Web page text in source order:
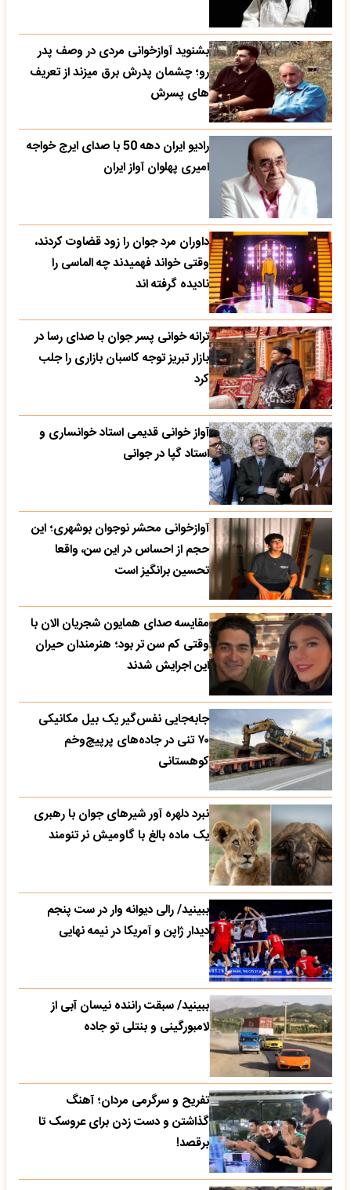
بشنوید آوازخوانی مردی در وصف پدر
رو؛ چشمان پدرش برق میزند از تعریف
های پسرش
رادیو ایران دهه 50 با صدای ایرج خواجه
امیری پهلوان آواز ایران
داوران مرد جوان را زود قضاوت کردند،
وقتی خواند فهمیدند چه الماسی را
نادیده گرفته اند
ترانه خوانی پسر جوان با صدای رسا در
بازار تبریز توجه کاسبان بازاری را جلب
کرد
آواز خوانی قدیمی استاد خوانساری و
استاد گپا در جوانی
آوازخوانی محشر نوجوان بوشهری؛ این
حجم از احساس در این سن، واقعا
تحسین‌ برانگیز است
مقایسه صدای همایون شجریان الان با
وقتی کم سن تر بود؛ هنرمندان حیران
این اجرایش شدند
جابه‌جایی نفس‌گیر یک بیل مکانیکی
۷۰ تنی در جاده‌های پرپیچ‌وخم
کوهستانی
نبرد دلهره آور شیرهای جوان با رهبری
یک ماده بالغ با گاومیش نر تنومند
ببینید/ رالی دیوانه وار در ست پنجم
دیدار ژاپن و آمریکا در نیمه نهایی
ببینید/ سبقت راننده نیسان آبی از
لامبورگینی و بنتلی تو جاده
تفریح و سرگرمی مردان؛ آهنگ
گذاشتن و دست زدن برای عروسک تا
برقصد!